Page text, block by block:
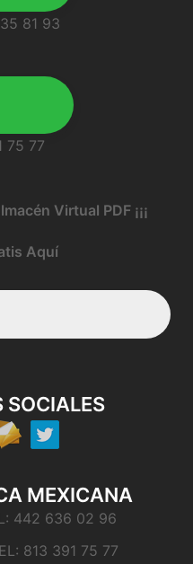
442 635 81 93
391 75 77
Virtual PDF ¡¡¡
Aquí
SOCIALES
MEXICANA
442 636 02 96
813 391 75 77